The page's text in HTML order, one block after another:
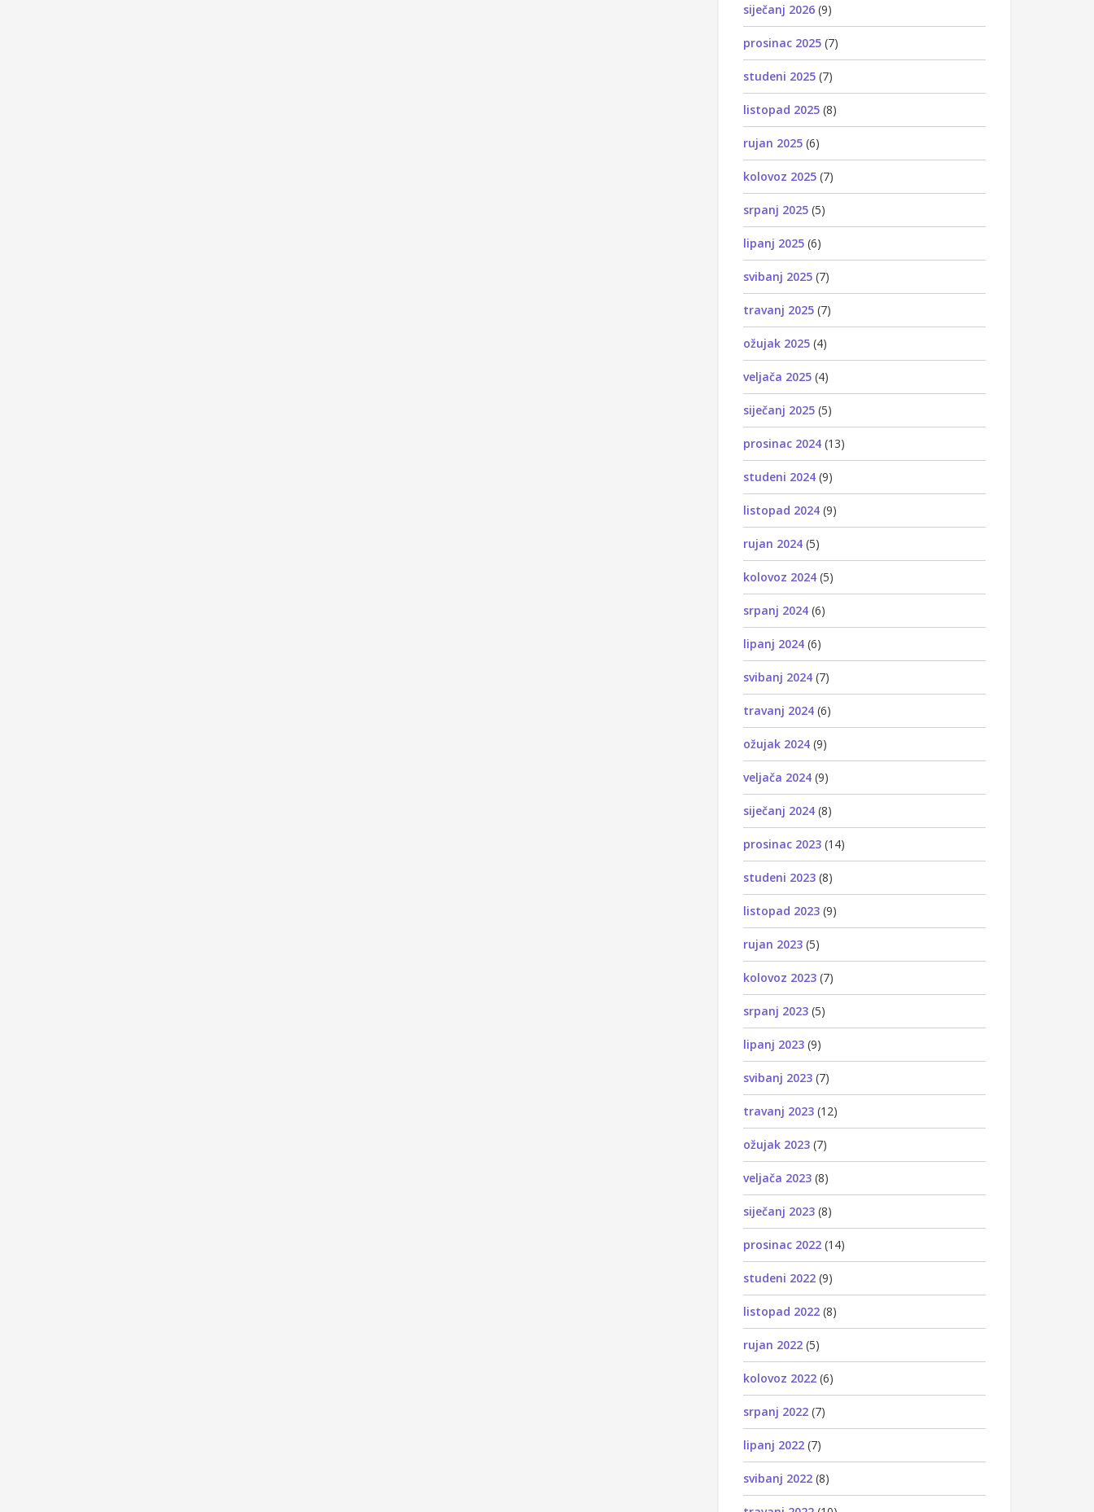
siječanj 2026 (9)
prosinac 2025 (7)
studeni 2025 (7)
listopad 2025 (8)
rujan 2025 (6)
kolovoz 2025 (7)
srpanj 2025 (5)
lipanj 2025 (6)
svibanj 2025 (7)
travanj 2025 (7)
ožujak 2025 (4)
veljača 2025 (4)
siječanj 2025 (5)
prosinac 2024 (13)
studeni 2024 (9)
listopad 2024 (9)
rujan 2024 (5)
kolovoz 2024 (5)
srpanj 2024 (6)
lipanj 2024 (6)
svibanj 2024 (7)
travanj 2024 (6)
ožujak 2024 (9)
veljača 2024 (9)
siječanj 2024 (8)
prosinac 2023 (14)
studeni 2023 (8)
listopad 2023 (9)
rujan 2023 (5)
kolovoz 2023 (7)
srpanj 2023 (5)
lipanj 2023 (9)
svibanj 2023 (7)
travanj 2023 (12)
ožujak 2023 (7)
veljača 2023 (8)
siječanj 2023 (8)
prosinac 2022 (14)
studeni 2022 (9)
listopad 2022 (8)
rujan 2022 (5)
kolovoz 2022 (6)
srpanj 2022 (7)
lipanj 2022 (7)
svibanj 2022 (8)